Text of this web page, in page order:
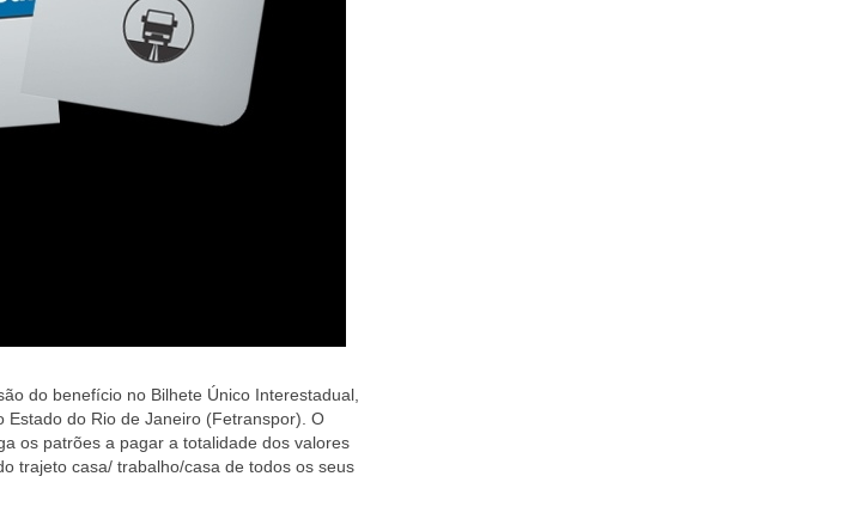
do benefício no Bilhete Único Interestadual,
do Rio de Janeiro (Fetranspor). O
os patrões a pagar a totalidade dos valores
trajeto casa/ trabalho/casa de todos os seus